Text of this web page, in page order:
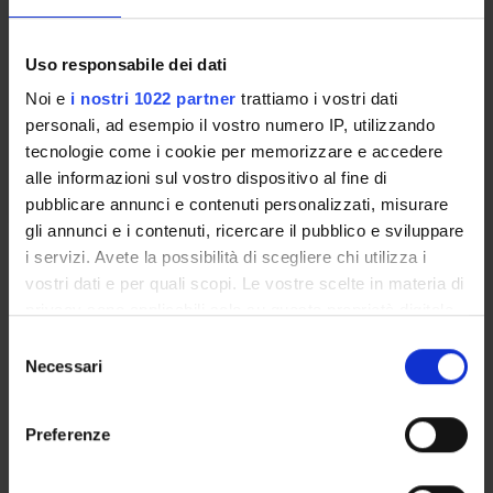
Uso responsabile dei dati
Noi e i nostri 1022 partner trattiamo i vostri dati
personali, ad esempio il vostro numero IP, utilizzando
tecnologie come i cookie per memorizzare e accedere
alle informazioni sul vostro dispositivo al fine di
pubblicare annunci e contenuti personalizzati, misurare
gli annunci e i contenuti, ricercare il pubblico e sviluppare
i servizi. Avete la possibilità di scegliere chi utilizza i
vostri dati e per quali scopi. Le vostre scelte in materia di
modificare o revocare il proprio consenso in qualsiasi
momento dalla Dichiarazione sui cookie o facendo clic
Necessari
Preferenze
Parte I
Credits
6
I semestre sede Trento
Academic staff
Donatella Frioli
Learning outcomes
Part prof.ssa Frioli: The course aims to study the autograph
handwriting of some authors of the medieval latin west
Part prof.ssa Paolini: The aim of the course is to provide
books after the invention of printing. In the mediaeval time,
the manuscript books represented the only possibility to
spread written texts. After the invention of Gutenberg, the